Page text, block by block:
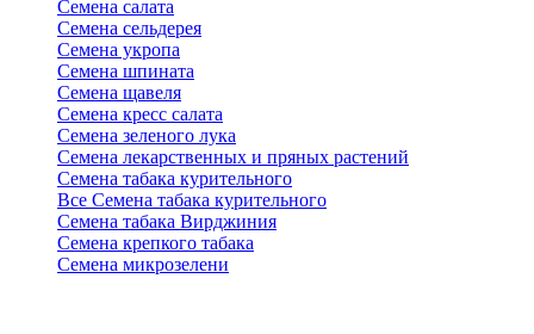
Семена салата
Семена сельдерея
Семена укропа
Семена шпината
Семена щавеля
Семена кресс салата
Семена зеленого лука
Семена лекарственных и пряных растений
Семена табака курительного
Все Семена табака курительного
Семена табака Вирджиния
Семена крепкого табака
Семена микрозелени